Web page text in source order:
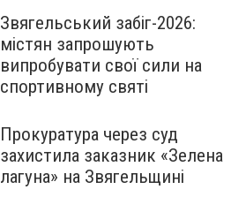
Звягельський забіг-2026:
містян запрошують
випробувати свої сили на
спортивному святі
Прокуратура через суд
захистила заказник «Зелена
лагуна» на Звягельщині